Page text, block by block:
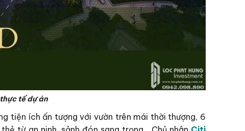
tế dự án
tiện ích ấn tượng với vườn trên mái thời thượng, 6